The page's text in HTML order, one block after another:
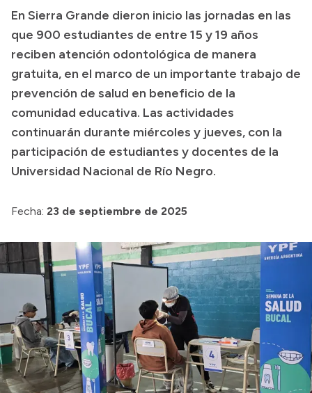
Consulta de expedientes
Consulta de pago a proveedores
Convocatorias
Intranet
Login
En Sierra Grande dieron inicio las jornadas en las
que 900 estudiantes de entre 15 y 19 años
reciben atención odontológica de manera
gratuita, en el marco de un importante trabajo de
prevención de salud en beneficio de la
comunidad educativa. Las actividades
continuarán durante miércoles y jueves, con la
participación de estudiantes y docentes de la
Universidad Nacional de Río Negro.
Fecha: 23 de septiembre de 2025